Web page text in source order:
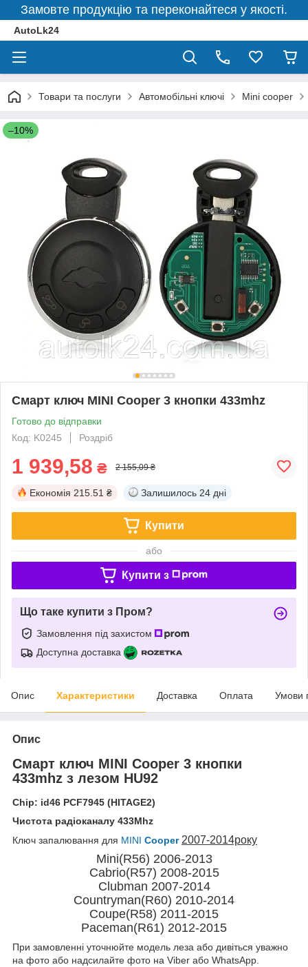
Замовте продукцію та переконайтеся у якості.
AutoLk24
Товари та послуги Автомобільні ключі Mini cooper
–10%
Смарт ключ MINI Cooper 3 кнопки 433mhz
Готово до відправки
Код: K0245
Роздріб
1 939,58 ₴ 2 155,09 ₴
Економія 215.51 ₴ Залишилось 24 дні
Купити
або
Купити з
Що таке купити з Пром?
Замовлення під захистом
Доступна доставка
Опис Характеристики Доставка Оплата Умови
Опис
Смарт ключ MINI Cooper 3 кнопки
433mhz з лезом HU92
Chip: id46 PCF7945 (HITAGE2)
Чистота радіоканалу 433Mhz
Ключ запалювання для MINI Cooper 2007-2014року
Mini(R56) 2006-2013
Cabrio(R57) 2008-2015
Clubman 2007-2014
Countryman(R60) 2010-2014
Coupe(R58) 2011-2015
Paceman(R61) 2012-2015
При замовленні уточнюйте модель леза або дивіться уважно
на фото або надсилайте фото на Viber або WhatsApp.